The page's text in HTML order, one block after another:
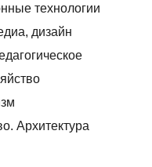
технологии
дизайн
Архитектура